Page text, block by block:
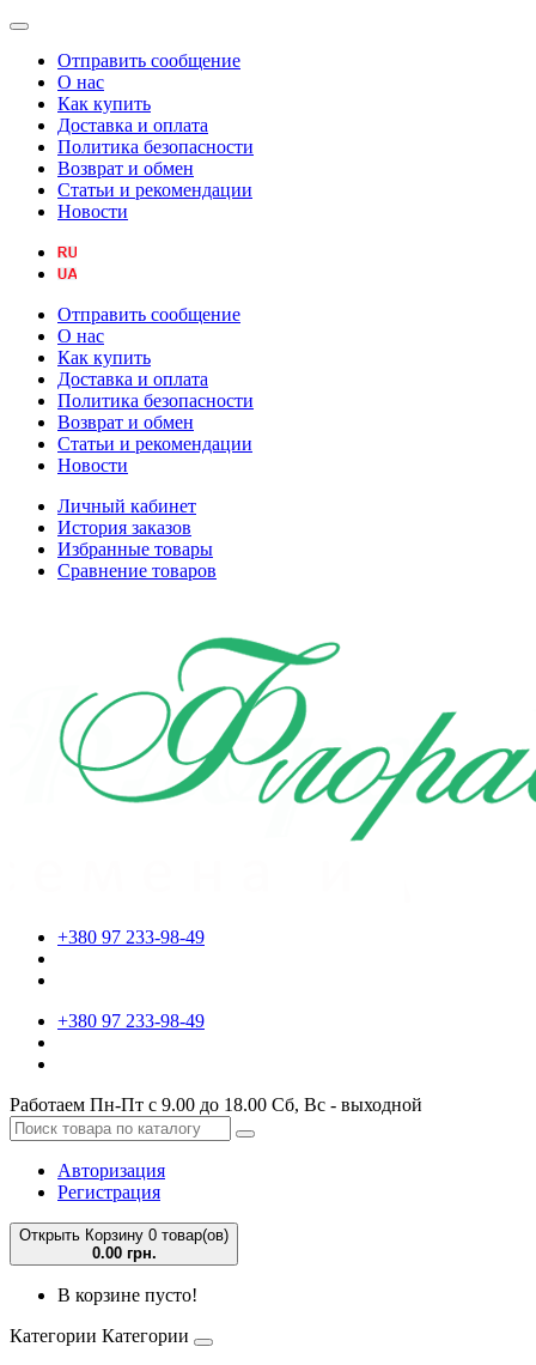
Отправить сообщение
О нас
Как купить
Доставка и оплата
Политика безопасности
Возврат и обмен
Статьи и рекомендации
Новости
Отправить сообщение
О нас
Как купить
Доставка и оплата
Политика безопасности
Возврат и обмен
Статьи и рекомендации
Новости
Личный кабинет
История заказов
Избранные товары
Сравнение товаров
+380 97 233-98-49
+380 97 233-98-49
Работаем Пн-Пт с 9.00 до 18.00 Сб, Вс - выходной
Авторизация
Регистрация
Открыть Корзину 0 товар(ов)
0.00 грн.
В корзине пусто!
Категории Категории